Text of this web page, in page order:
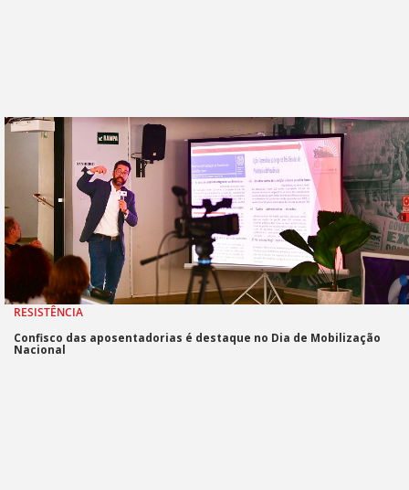
RESISTÊNCIA
Confisco das aposentadorias é destaque no Dia de Mobilização
Nacional